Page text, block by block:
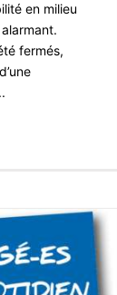
en milieu
fermés,